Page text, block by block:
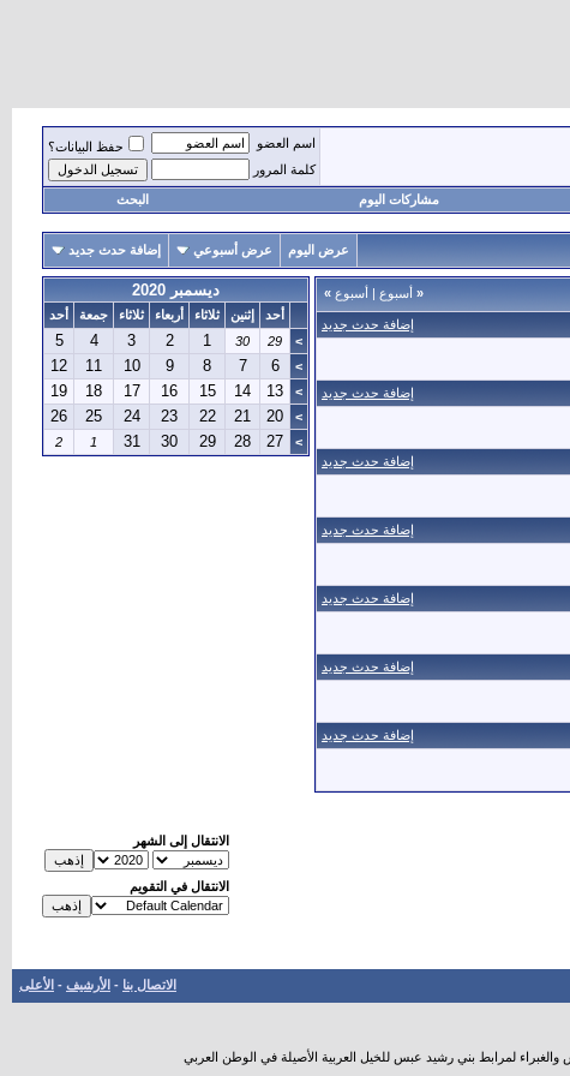
اسم العضو
حفظ البيانات؟
كلمة المرور
مشاركات اليوم البحث
عرض اليوم عرض أسبوعي إضافة حدث جديد
« أسبوع | أسبوع »
إضافة حدث جديد
إضافة حدث جديد
إضافة حدث جديد
إضافة حدث جديد
إضافة حدث جديد
إضافة حدث جديد
إضافة حدث جديد
ديسمبر 2020
أحد إثنين ثلاثاء أربعاء ثلاثاء جمعة
أحد
>
29
30
1
2
3
4
5
>
6
7
8
9
10
11
12
>
13
14
15
16
17
18
19
>
20
21
22
23
24
25
26
>
27
28
29
30
31
1
2
الانتقال إلى الشهر
الانتقال في التقويم
الاتصال بنا - الأرشيف - الأعلى
لمرابط بني رشيد عبس للخيل العربية الأصيلة في الوطن العربي